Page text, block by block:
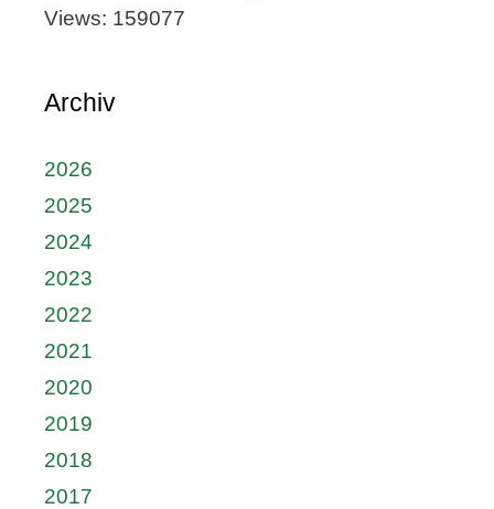
Views: 159077
Archiv
2026
2025
2024
2023
2022
2021
2020
2019
2018
2017